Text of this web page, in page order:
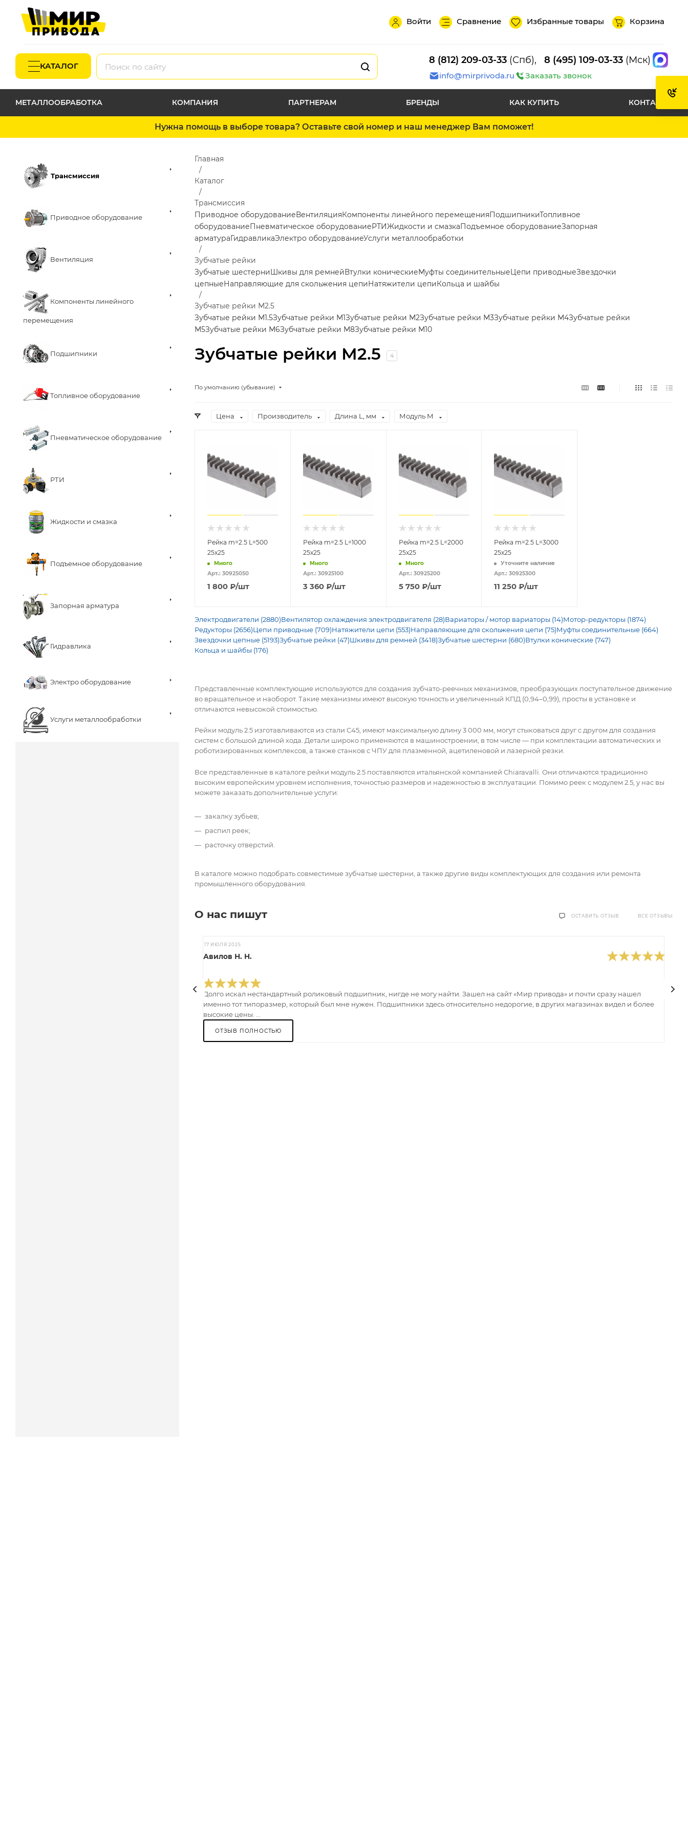
Войти Сравнение Избранные товары Корзина
КАТАЛОГ
8 (812) 209-03-33 (Спб), 8 (495) 109-03-33 (Мск)
info@mirprivoda.ru Заказать звонок
МЕТАЛЛООБРАБОТКА КОМПАНИЯ ПАРТНЕРАМ БРЕНДЫ КАК КУПИТЬ КОНТАКТЫ
Нужна помощь в выборе товара? Оставьте свой номер и наш менеджер Вам поможет!
Трансмиссия
Приводное оборудование
Вентиляция
Компоненты линейного
перемещения
Подшипники
Топливное оборудование
Пневматическое оборудование
РТИ
Жидкости и смазка
Подъемное оборудование
Запорная арматура
Гидравлика
Электро оборудование
Услуги металлообработки
Зубчатые рейки М2.5 4
Главная
Каталог
Трансмиссия
Приводное оборудованиеВентиляцияКомпоненты линейного перемещенияПодшипникиТопливное
оборудованиеПневматическое оборудованиеРТИЖидкости и смазкаПодъемное оборудованиеЗапорная
арматураГидравликаЭлектро оборудованиеУслуги металлообработки
Зубчатые рейки
Зубчатые шестерниШкивы для ремнейВтулки коническиеМуфты соединительныеЦепи приводныеЗвездочки
цепныеНаправляющие для скольжения цепиНатяжители цепиКольца и шайбы
Зубчатые рейки М2.5
Зубчатые рейки М1.5Зубчатые рейки М1Зубчатые рейки М2Зубчатые рейки М3Зубчатые рейки М4Зубчатые рейки
М5Зубчатые рейки М6Зубчатые рейки М8Зубчатые рейки М10
По умолчанию (убывание)
Цена Производитель Длина L, мм Модуль М
Рейка m=2.5 L=500
25x25
Много
Арт.: 30925050
1 800 ₽/шт
Рейка m=2.5 L=1000
25x25
Много
Арт.: 30925100
3 360₽/шт
Рейка m=2.5 L=2000
25x25
Много
Арт.: 30925200
5 750₽/шт
Рейка m=2.5 L=3000
25х25
Уточните наличие
Арт.: 30925300
11 250 ₽/шт
Электродвигатели (2880)Вентилятор охлаждения электродвигателя (28)Вариаторы / мотор вариаторы (14)Мотор-редукторы (1874)
Редукторы (2656)Цепи приводные (709)Натяжители цепи (553)Направляющие для скольжения цепи (75)Муфты соединительные (664)
Звездочки цепные (5193)Зубчатые рейки (47)Шкивы для ремней (3418)Зубчатые шестерни (680)Втулки конические (747)
Кольца и шайбы (176)
Представленные комплектующие используются для создания зубчато-реечных механизмов, преобразующих поступательное движение
во вращательное и наоборот. Такие механизмы имеют высокую точность и увеличенный КПД (0,94–0,99), просты в установке и
отличаются невысокой стоимостью.
Рейки модуль 2.5 изготавливаются из стали C45, имеют максимальную длину 3 000 мм, могут стыковаться друг с другом для создания
систем с большой длиной хода. Детали широко применяются в машиностроении, в том числе — при комплектации автоматических и
роботизированных комплексов, а также станков с ЧПУ для плазменной, ацетиленовой и лазерной резки.
Все представленные в каталоге рейки модуль 2.5 поставляются итальянской компанией Chiaravalli. Они отличаются традиционно
высоким европейским уровнем исполнения, точностью размеров и надежностью в эксплуатации. Помимо реек с модулем 2.5, у нас вы
можете заказать дополнительные услуги:
закалку зубьев;
распил реек;
расточку отверстий.
В каталоге можно подобрать совместимые зубчатые шестерни, а также другие виды комплектующих для создания или ремонта
промышленного оборудования.
О нас пишут ВСЕ ОТЗЫВЫ
ОСТАВИТЬ ОТЗЫВ
17 ИЮЛЯ 2025
Авилов Н. Н.
Долго искал нестандартный роликовый подшипник, нигде не могу найти. Зашел на сайт «Мир привода» и почти сразу нашел
именно тот типоразмер, который был мне нужен. Подшипники здесь относительно недорогие, в других магазинах видел и более
высокие цены. ...
ОТЗЫВ ПОЛНОСТЬЮ